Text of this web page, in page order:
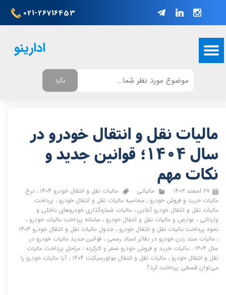
021-26716453
ادارینو
بگرد
مالیات نقل و انتقال خودرو در
سال 1404؛ قوانین جدید و
نکات مهم
۲۷ اسفند ۱۴۰۳ مالیاتی مالیات نقل و انتقال خودرو ۱۴۰۴ ، نرخ
مالیات خرید و فروش خودرو ، محاسبه مالیات نقل و انتقال خودرو ، پرداخت
مالیات نقل و انتقال خودرو آنلاین ، مالیات شماره‌گذاری خودروهای داخلی و
وارداتی ، عوارض و مالیات نقل و انتقال خودرو ، سامانه پرداخت مالیات خودرو ،
نحوه پرداخت مالیات نقل و انتقال خودرو ، جدول مالیات نقل و انتقال خودرو ۱۴۰۴
، مالیات سند زدن خودرو در دفاتر اسناد رسمی ، قوانین جدید مالیات خودرو در
سال ۱۴۰۴
، مالیات خرید و فروش خودرو صفر و کارکرده ، مراحل پرداخت مالیات
نقل و انتقال خودرو ، مالیات نقل و انتقال موتورسیکلت ۱۴۰۴ ، آیا مالیات خودرو را
می‌توان قسطی پرداخت کرد؟